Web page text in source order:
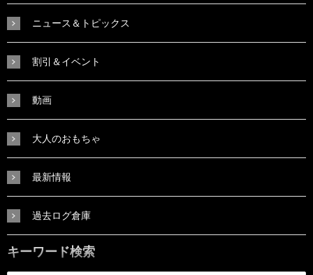
ニュース＆トピックス
割引＆イベント
動画
大人のおもちゃ
最新情報
過去ログ倉庫
キーワード検索